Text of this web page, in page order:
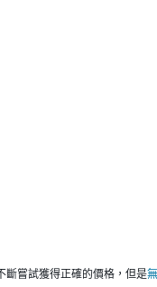
斷嘗試獲得正確的價格，但是